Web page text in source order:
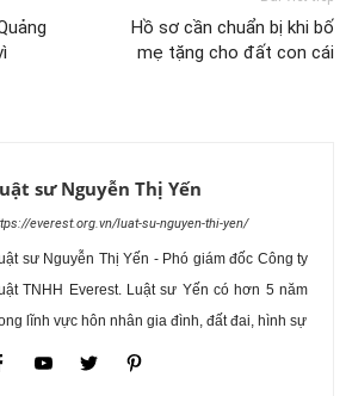
Hồ sơ cần chuẩn bị khi bố
mẹ tặng cho đất con cái
sư Nguyễn Thị Yến
everest.org.vn/luat-su-nguyen-thi-yen/
sư Nguyễn Thị Yến - Phó giám đốc Công ty
TNHH Everest. Luật sư Yến có hơn 5 năm
lĩnh vực hôn nhân gia đình, đất đai, hình sự